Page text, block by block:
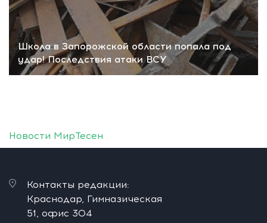
Школа в Запорожской области попала под
удар! Последствия атаки ВСУ
Новости МирТесен
Контакты редакции:
Краснодар, Гимназическая
51, офис 304